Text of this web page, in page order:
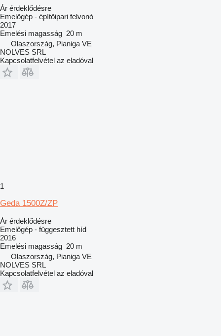
Ár érdeklődésre
Emelőgép - építőipari felvonó
2017
Emelési magasság 20 m
Olaszország, Pianiga VE
NOLVES SRL
Kapcsolatfelvétel az eladóval
1
Geda 1500Z/ZP
Ár érdeklődésre
Emelőgép - függesztett híd
2016
Emelési magasság 20 m
Olaszország, Pianiga VE
NOLVES SRL
Kapcsolatfelvétel az eladóval